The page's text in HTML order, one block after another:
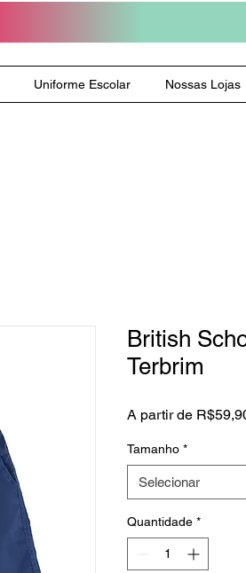
Uniforme Escolar Nossas Lojas
British
Terbrim
A partir de
Tamanho *
Selecionar
Quantidade *